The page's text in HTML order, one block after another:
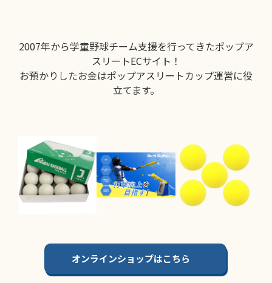
2007年から学童野球チーム支援を行ってきたポップア
スリートECサイト！
お預かりしたお金はポップアスリートカップ運営に役
立てます。
オンラインショップはこちら